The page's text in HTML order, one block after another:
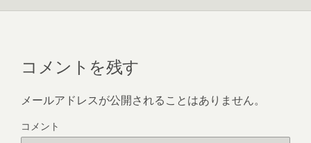
コメントを残す
メールアドレスが公開されることはありません。
コメント